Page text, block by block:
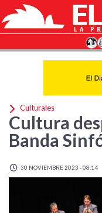
Culturales
Cultura
Banda
30 NOVIEMBRE 2023 - 08:14